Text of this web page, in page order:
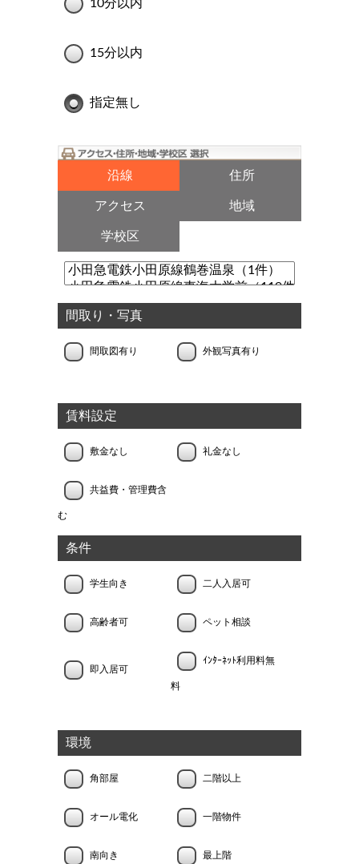
10分以内
15分以内
指定無し
沿線 住所
アクセス 地域
学校区
間取り・写真
間取図有り 外観写真有り
賃料設定
敷金なし 礼金なし
共益費・管理費含
む
条件
学生向き 二人入居可
高齢者可 ペット相談
即入居可
ｲﾝﾀｰﾈｯﾄ利用料無
料
環境
角部屋 二階以上
オール電化 一階物件
南向き 最上階